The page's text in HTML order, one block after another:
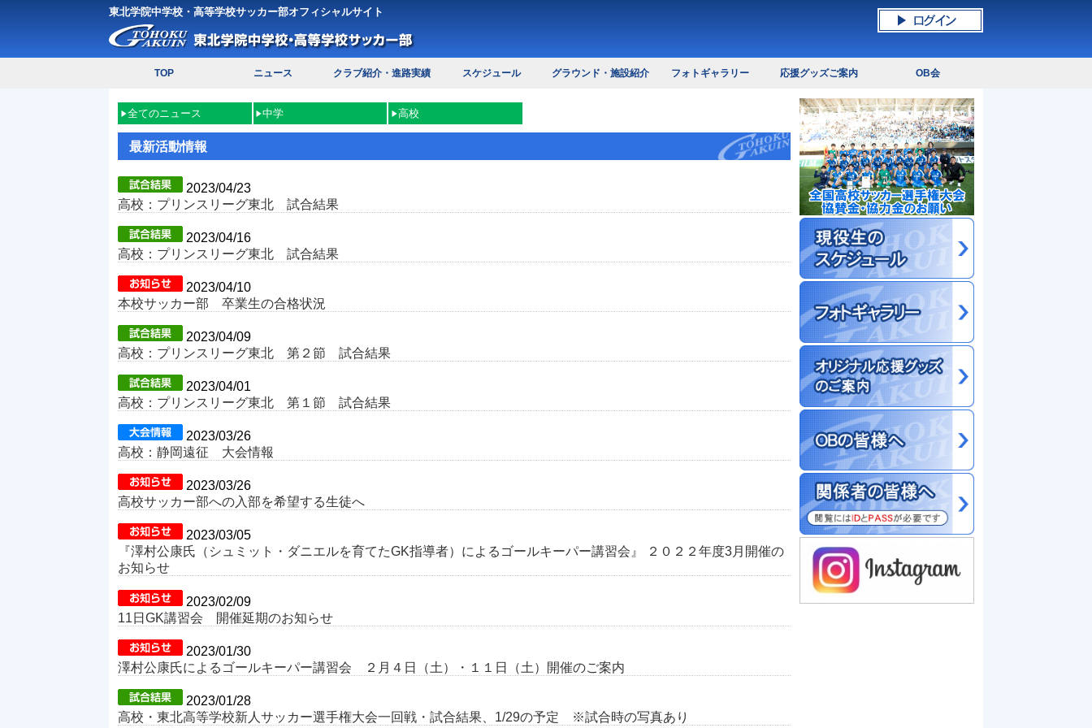
東北学院中学校・高等学校サッカー部オフィシャルサイト
TOP ニュース クラブ紹介・進路実績 スケジュール グラウンド・施設紹介 フォトギャラリー 応援グッズご案内 OB会
全てのニュース 中学 高校
最新活動情報
2023/04/23
高校：プリンスリーグ東北 試合結果
2023/04/16
高校：プリンスリーグ東北 試合結果
2023/04/10
本校サッカー部 卒業生の合格状況
2023/04/09
高校：プリンスリーグ東北 第２節 試合結果
2023/04/01
高校：プリンスリーグ東北 第１節 試合結果
2023/03/26
高校：静岡遠征 大会情報
2023/03/26
高校サッカー部への入部を希望する生徒へ
2023/03/05
『澤村公康氏（シュミット・ダニエルを育てたGK指導者）によるゴールキーパー講習会』 ２０２２年度3月開催の
お知らせ
2023/02/09
11日GK講習会 開催延期のお知らせ
2023/01/30
澤村公康氏によるゴールキーパー講習会 ２月４日（土）・１１日（土）開催のご案内
2023/01/28
高校・東北高等学校新人サッカー選手権大会一回戦・試合結果、1/29の予定 ※試合時の写真あり